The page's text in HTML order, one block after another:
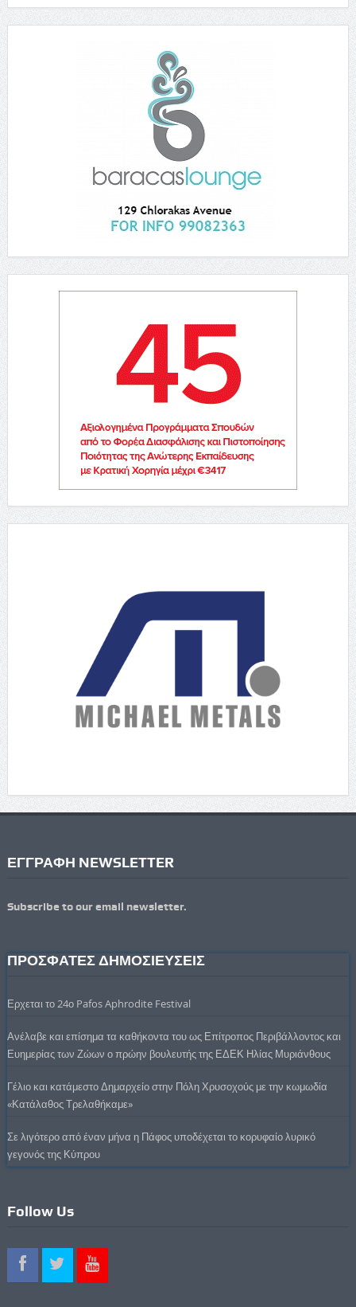
ΕΓΓΡΑΦΗ NEWSLETTER
Subscribe to our email newsletter.
ΠΡΟΣΦΑΤΕΣ ΔΗΜΟΣΙΕΥΣΕΙΣ
Ερχεται το 24ο Pafos Aphrodite Festival
Ανέλαβε και επίσημα τα καθήκοντα του ως Επίτροπος Περιβάλλοντος και
Ευημερίας των Ζώων ο πρώην βουλευτής της ΕΔΕΚ Ηλίας Μυριάνθους
Γέλιο και κατάμεστο Δημαρχείο στην Πόλη Χρυσοχούς με την κωμωδία
«Κατάλαθος Τρελαθήκαμε»
Σε λιγότερο από έναν μήνα η Πάφος υποδέχεται το κορυφαίο λυρικό
γεγονός της Κύπρου
Follow Us